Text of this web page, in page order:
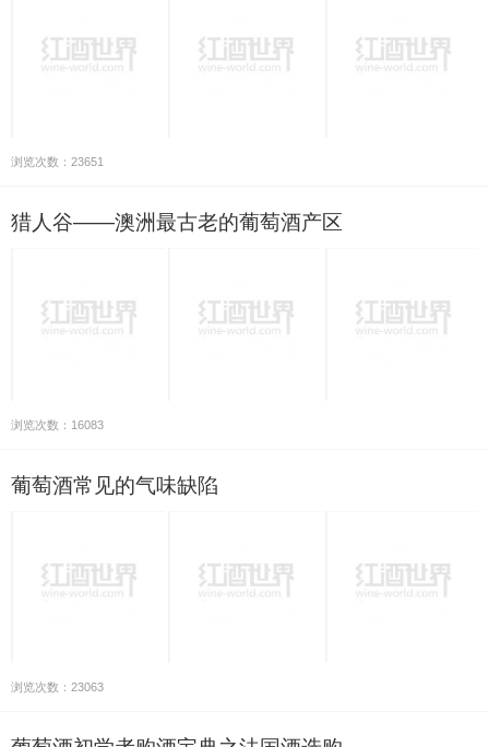
浏览次数：23651
猎人谷——澳洲最古老的葡萄酒产区
浏览次数：16083
葡萄酒常见的气味缺陷
浏览次数：23063